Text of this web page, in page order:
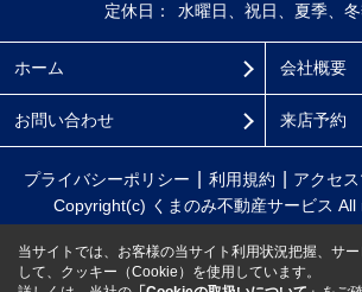
定休日：
水曜日、祝日、夏季、
ホーム 会社概要
お問い合わせ 来店予約
プライバシーポリシー 利用規約 アクセ
Copyright(c) くまのみ不動産サービス All
当サイトでは、お客様の当サイト利用状況把握、サ
して、クッキー（Cookie）を使用しています。